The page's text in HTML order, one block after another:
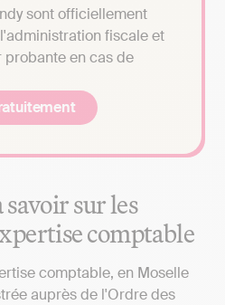
sont officiellement
fiscale et
probante en cas de
sur les
comptable
comptable, en Moselle
auprès de l'Ordre des